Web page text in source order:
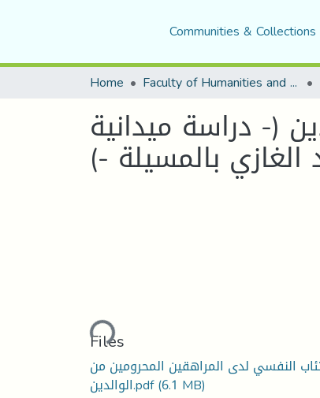
Communities & Collections
Home Faculty of Humanities and Social Sciences
(- دراسة ميدانية
الغازي بالمسيلة -)
Loading...
Files
النفسي لدى المراهقين المحرومين من
الوالدين.pdf(6.1 MB)